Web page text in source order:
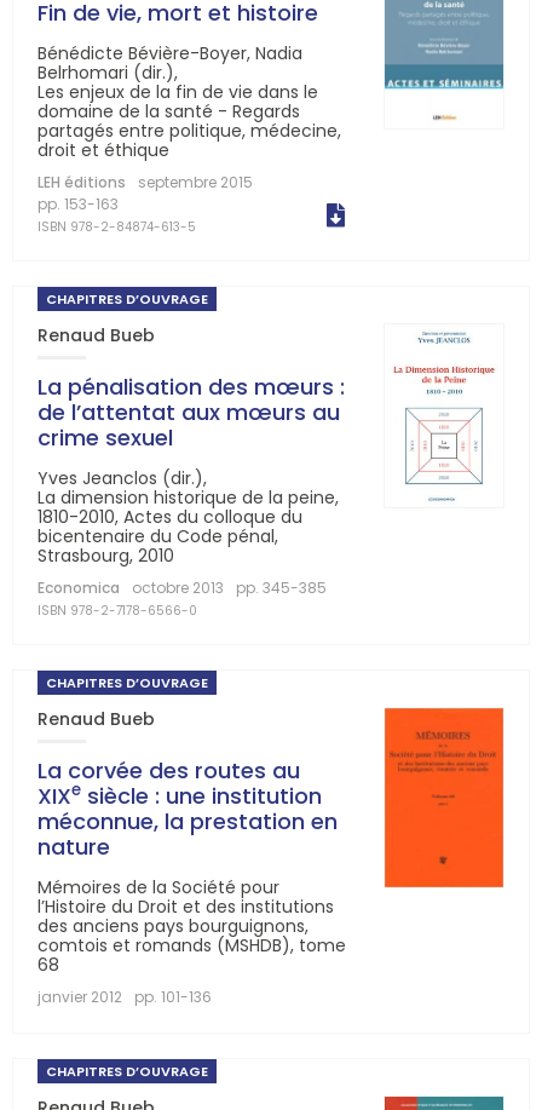
Fin de vie, mort et histoire
Bénédicte Bévière-Boyer, Nadia
Belrhomari (dir.),
Les enjeux de la fin de vie dans le
domaine de la santé - Regards
partagés entre politique, médecine,
droit et éthique
LEH éditions
septembre 2015
pp. 153-163
ISBN 978-2-84874-613-5
CHAPITRES D’OUVRAGE
Renaud Bueb
La pénalisation des mœurs :
de l’attentat aux mœurs au
crime sexuel
Yves Jeanclos (dir.),
La dimension historique de la peine,
1810-2010, Actes du colloque du
bicentenaire du Code pénal,
Strasbourg, 2010
Economica octobre 2013 pp. 345-385
ISBN 978-2-7178-6566-0
CHAPITRES D’OUVRAGE
Renaud Bueb
La corvée des routes au
XIXe siècle : une institution
méconnue, la prestation en
nature
Mémoires de la Société pour
l’Histoire du Droit et des institutions
des anciens pays bourguignons,
comtois et romands (MSHDB), tome
68
janvier 2012 pp. 101-136
CHAPITRES D’OUVRAGE